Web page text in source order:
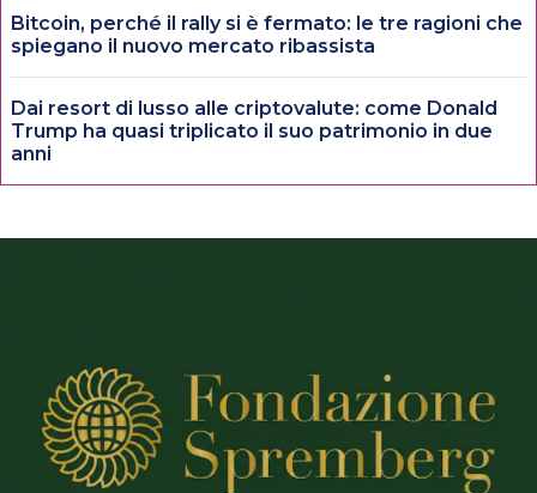
Bitcoin, perché il rally si è fermato: le tre ragioni che
spiegano il nuovo mercato ribassista
Dai resort di lusso alle criptovalute: come Donald
Trump ha quasi triplicato il suo patrimonio in due
anni